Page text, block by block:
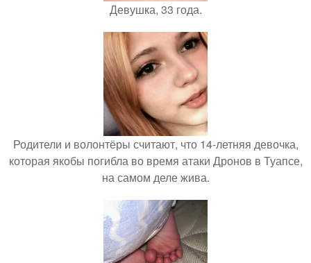
Девушка, 33 года.
Родители и волонтёры считают, что 14-летняя девочка,
которая якобы погибла во время атаки Дронов в Туапсе,
на самом деле жива.